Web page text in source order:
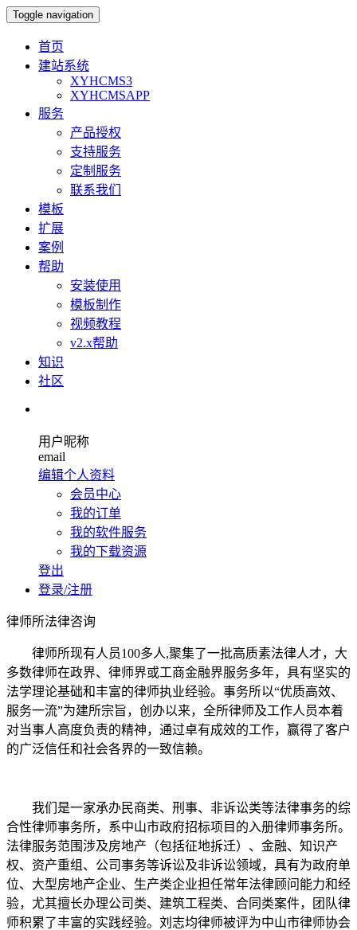
Toggle navigation
首页
建站系统
XYHCMS3
XYHCMSAPP
服务
产品授权
支持服务
定制服务
联系我们
模板
扩展
案例
帮助
安装使用
模板制作
视频教程
v2.x帮助
知识
社区
用户昵称
email
编辑个人资料
会员中心
我的订单
我的软件服务
我的下载资源
登出
登录/注册
律师所法律咨询
律师所现有人员100多人,聚集了一批高质素法律人才，大
多数律师在政界、律师界或工商金融界服务多年，具有坚实的
法学理论基础和丰富的律师执业经验。事务所以“优质高效、
服务一流”为建所宗旨，创办以来，全所律师及工作人员本着
对当事人高度负责的精神，通过卓有成效的工作，赢得了客户
的广泛信任和社会各界的一致信赖。
我们是一家承办民商类、刑事、非诉讼类等法律事务的综
合性律师事务所，系中山市政府招标项目的入册律师事务所。
法律服务范围涉及房地产（包括征地拆迁）、金融、知识产
权、资产重组、公司事务等诉讼及非诉讼领域，具有为政府单
位、大型房地产企业、生产类企业担任常年法律顾问能力和经
验，尤其擅长办理公司类、建筑工程类、合同类案件，团队律
师积累了丰富的实践经验。刘志均律师被评为中山市律师协会